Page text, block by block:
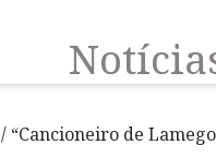
/ “Cancioneiro de